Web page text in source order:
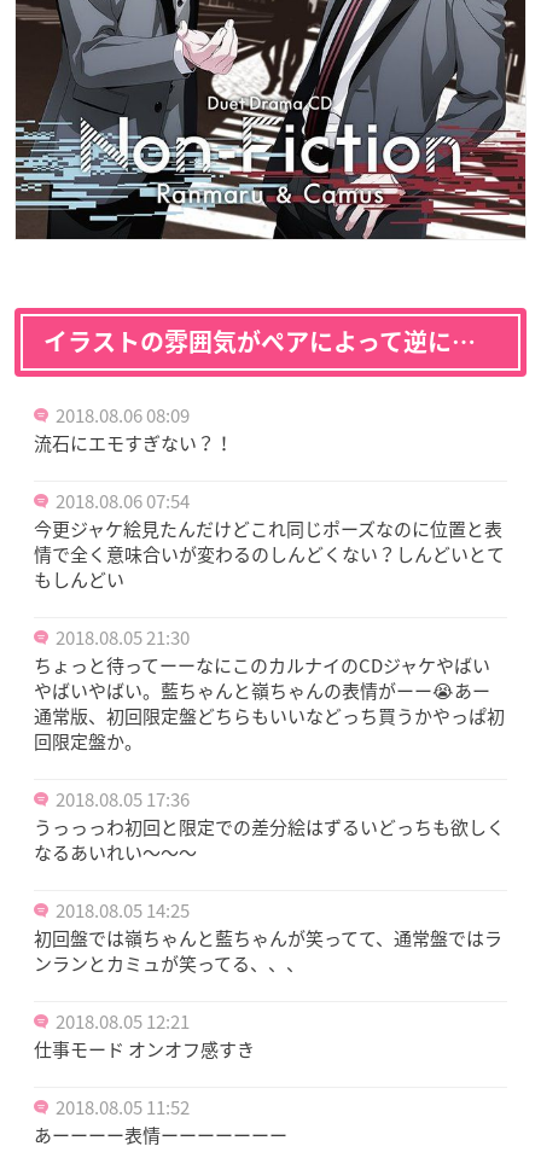
イラストの雰囲気がペアによって逆に…
2018.08.06 08:09
流石にエモすぎない？！
2018.08.06 07:54
今更ジャケ絵見たんだけどこれ同じポーズなのに位置と表
情で全く意味合いが変わるのしんどくない？しんどいとて
もしんどい
2018.08.05 21:30
ちょっと待ってーーなにこのカルナイのCDジャケやばい
やばいやばい。藍ちゃんと嶺ちゃんの表情がーー😭あー
通常版、初回限定盤どちらもいいなどっち買うかやっぱ初
回限定盤か。
2018.08.05 17:36
うっっっわ初回と限定での差分絵はずるいどっちも欲しく
なるあいれい～～～
2018.08.05 14:25
初回盤では嶺ちゃんと藍ちゃんが笑ってて、通常盤ではラ
ンランとカミュが笑ってる、、、
2018.08.05 12:21
仕事モード オンオフ感すき
2018.08.05 11:52
あーーーー表情ーーーーーーー